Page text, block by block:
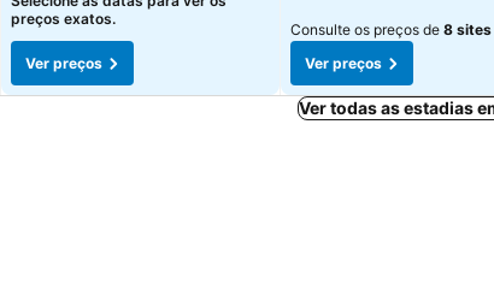
preços exatos.
Ver preços
Consulte os preços de 8 sites
Ver preços
Ver todas as estadias